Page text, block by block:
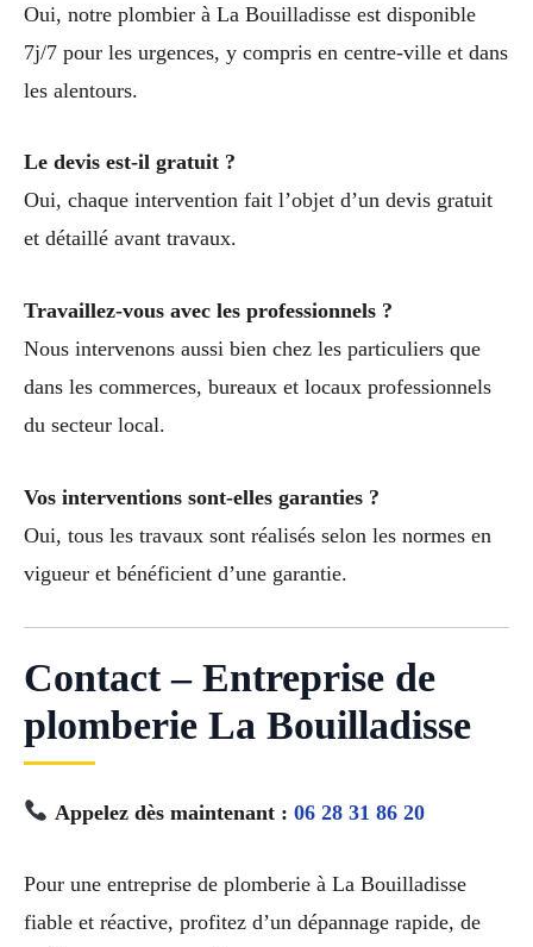
Oui, notre plombier à La Bouilladisse est disponible
7j/7 pour les urgences, y compris en centre-ville et dans
les alentours.
Le devis est-il gratuit ?
Oui, chaque intervention fait l’objet d’un devis gratuit
et détaillé avant travaux.
Travaillez-vous avec les professionnels ?
Nous intervenons aussi bien chez les particuliers que
dans les commerces, bureaux et locaux professionnels
du secteur local.
Vos interventions sont-elles garanties ?
Oui, tous les travaux sont réalisés selon les normes en
vigueur et bénéficient d’une garantie.
Contact – Entreprise de
plomberie La Bouilladisse
Appelez dès maintenant : 06 28 31 86 20
Pour une entreprise de plomberie à La Bouilladisse
fiable et réactive, profitez d’un dépannage rapide, de